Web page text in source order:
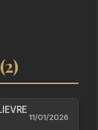
peuple
ses douleurs
11/01/2026